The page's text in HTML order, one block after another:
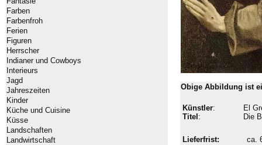
Farben
Farbenfroh
Ferien
Figuren
Herrscher
Indianer und Cowboys
Interieurs
Jagd
Jahreszeiten
Kinder
Küche und Cuisine
Küsse
Landschaften
Landwirtschaft
Obige Abbildung ist
Künstler:
Titel :
El
Die
Lieferfrist: ca.